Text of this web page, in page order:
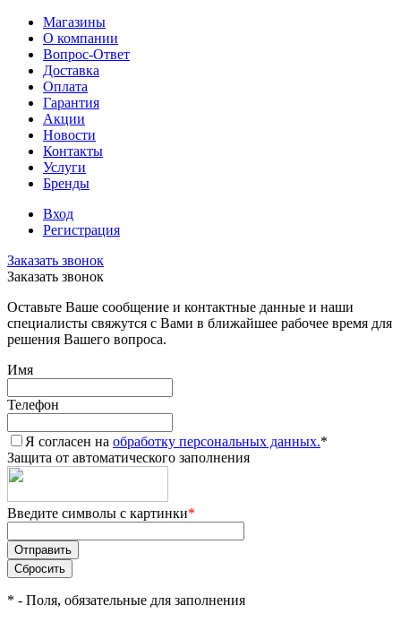
Магазины
О компании
Вопрос-Ответ
Доставка
Оплата
Гарантия
Акции
Новости
Контакты
Услуги
Бренды
Вход
Регистрация
Заказать звонок
Заказать звонок
Оставьте Ваше сообщение и контактные данные и наши
специалисты свяжутся с Вами в ближайшее рабочее время для
решения Вашего вопроса.
Имя
Телефон
Я согласен на обработку персональных данных.*
Защита от автоматического заполнения
Введите символы с картинки*
* - Поля, обязательные для заполнения